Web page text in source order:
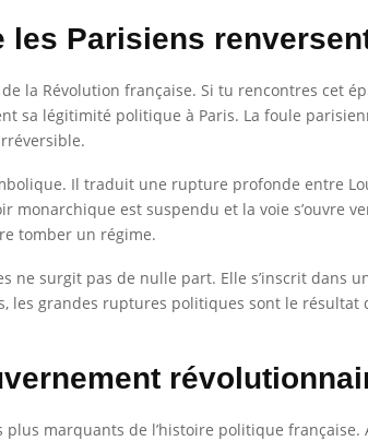
Parisiens
la Révolution française. Si tu rencontres cet
sa légitimité politique à Paris. La foule
Il traduit une rupture profonde entre
monarchique est suspendu et la voie s’ouvre
tomber un régime.
surgit pas de nulle part. Elle s’inscrit dans
les grandes ruptures politiques sont le résultat
plus marquants de l’histoire politique